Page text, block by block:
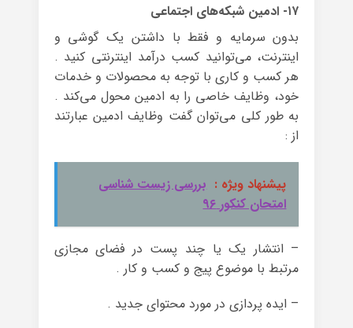
۱۷- ادمین شبکه‌های اجتماعی
بدون سرمایه و فقط با داشتن یک گوشی و
اینترنت، می‌توانید کسب درآمد اینترنتی کنید .
هر کسب و کاری با توجه به محصولات و خدمات
خود، وظایف خاصی را به ادمین محول می‌کند .
به طور کلی می‌توان گفت وظایف ادمین عبارتند
از :
پیشنهاد ویژه : بررسی زیست شناسی
امتحان کنکور ۹۶
– انتشار یک یا چند پست در فضای مجازی
مرتبط با موضوع پیج و کسب و کار .
– ایده پردازی در مورد محتوای جدید .